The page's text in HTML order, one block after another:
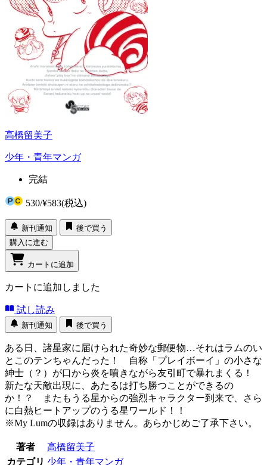
高橋留美子
少年・青年マンガ
完結
530/¥583(税込)
新刊通知
後で買う
購入に進む
カートに追加
カートに追加しました
試し読み
新刊通知 後で買う
ある日、諸星家に届けられた奇妙な郵便物…それはラムのい
とこのテンちゃんだった！ 自称「プレイボーイ」の小さな
紳士（？）が口から炎を噴きながら友引町で暴れまくる！
新たな天敵出現に、あたるは打ち勝つことができるの
か！？ またもうる星からの強烈キャラクター到来で、さら
に白熱ヒートアップのうる星ワールド！！
※My Lumの収録はありません。あらかじめご了承下さい。
著者
高橋留美子
カテゴリ 少年・青年マンガ